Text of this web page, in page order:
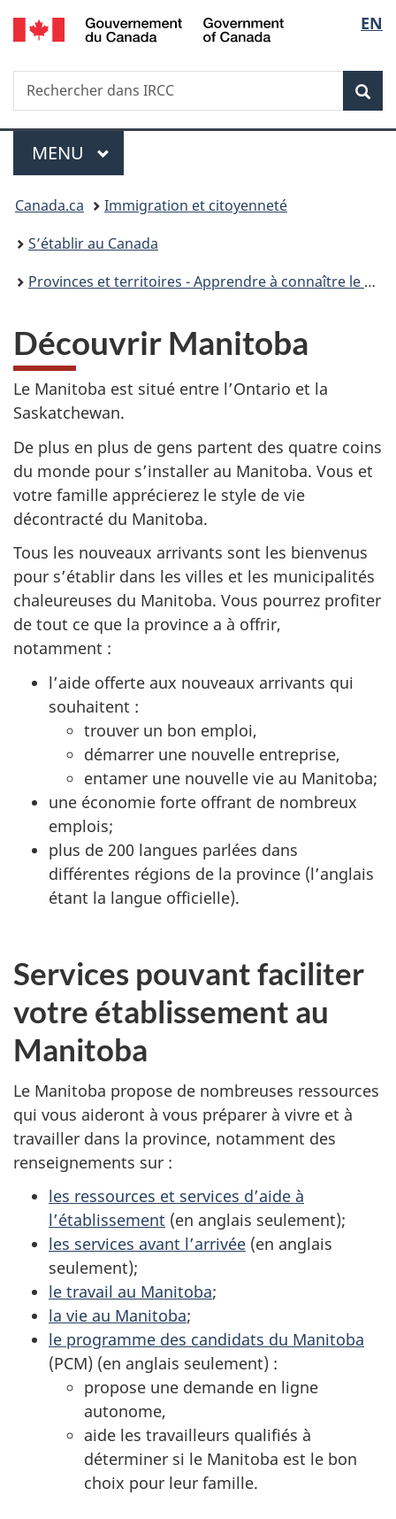
Passer
au
Passer
à
du
Passer
au
section
Passer
à
simplifiée
de
la
EN
Recherche
Rechercher
dans
Menu
MENU PRINCIPAL
Vous
êtes
ici :
Canada.ca
Immigration et citoyenneté
S’établir au Canada
Provinces et territoires - Apprendre à connaître le Canada
Découvrir Manitoba
Le Manitoba est situé entre l’Ontario et la
Saskatchewan.
De plus en plus de gens partent des quatre coins
du monde pour s’installer au Manitoba. Vous et
votre famille apprécierez le style de vie
décontracté du Manitoba.
Tous les nouveaux arrivants sont les bienvenus
pour s’établir dans les villes et les municipalités
chaleureuses du Manitoba. Vous pourrez profiter
de tout ce que la province a à offrir,
notamment :
l’aide offerte aux nouveaux arrivants qui
souhaitent :
trouver un bon emploi,
démarrer une nouvelle entreprise,
entamer une nouvelle vie au Manitoba;
une économie forte offrant de nombreux
emplois;
plus de 200 langues parlées dans
différentes régions de la province (l’anglais
étant la langue officielle).
Services pouvant faciliter
votre établissement au
Manitoba
Le Manitoba propose de nombreuses ressources
qui vous aideront à vous préparer à vivre et à
travailler dans la province, notamment des
renseignements sur :
les ressources et services d’aide à
l’établissement (en anglais seulement);
les services avant l’arrivée (en anglais
seulement);
le travail au Manitoba;
la vie au Manitoba;
le programme des candidats du Manitoba
(PCM) (en anglais seulement) :
propose une demande en ligne
autonome,
aide les travailleurs qualifiés à
déterminer si le Manitoba est le bon
choix pour leur famille.